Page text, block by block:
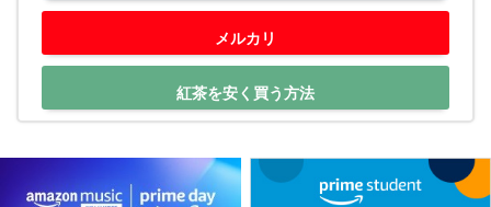
メルカリ
紅茶を安く買う方法